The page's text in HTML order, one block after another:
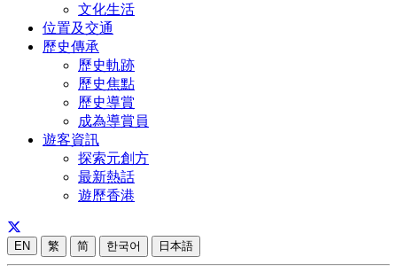
文化生活
位置及交通
歷史傳承
歷史軌跡
歷史焦點
歷史導賞
成為導賞員
遊客資訊
探索元創方
最新熱話
遊歷香港
EN 繁 简 한국어 日本語